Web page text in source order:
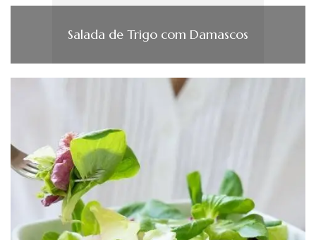
Salada de Trigo com Damascos